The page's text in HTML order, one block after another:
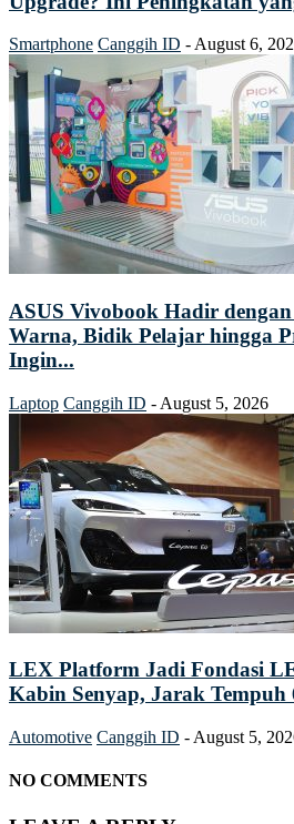
Smartphone Canggih ID - August 6,
ASUS Vivobook Hadir
Warna, Bidik Pelajar hingga
Ingin...
Laptop Canggih ID - August 5, 2026
LEX Platform Jadi Fondasi
Kabin Senyap, Jarak Tempuh
Automotive Canggih ID - August 5,
NO COMMENTS